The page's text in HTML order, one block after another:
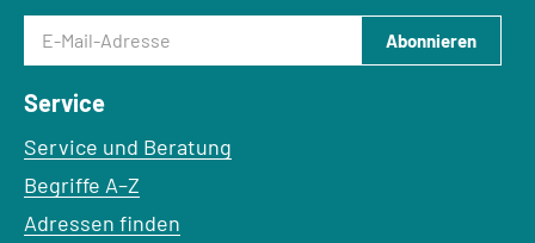
E-Mail-Adresse
Abonnieren
Service
Service und Beratung
Begriffe A–Z
Adressen finden